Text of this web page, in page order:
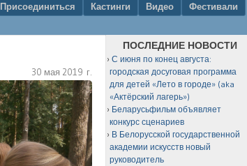
Присоединиться Кастинги Видео
Фестивали
30 мая 2019 г.
ПОСЛЕДНИЕ НОВОСТИ
С июня по конец августа:
городская досуговая программа
для детей «Лето в городе» (aka
«Актёрский лагерь»)
Беларусьфильм объявляет
конкурс сценариев
В Белорусской государственной
академии искусств новый
руководитель